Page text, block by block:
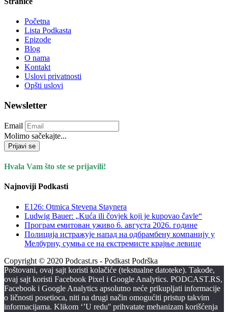
Početna
Lista Podkasta
Epizode
Blog
O nama
Kontakt
Uslovi privatnosti
Opšti uslovi
Newsletter
Email
Molimo sačekajte...
Prijavi se
Hvala Vam što ste se prijavili!
Najnoviji Podkasti
E126: Otmica Stevena Staynera
Ludwig Bauer: „Kuća ili čovjek koji je kupovao čavle“
Програм емитован уживо 6. августа 2026. годинe
Полиција истражује напад на одбрамбену компанију у
Мелбурну, сумња се на екстремисте крајње левице
Copyright © 2020 Podcast.rs - Podkast Podrška
Poštovani, ovaj sajt koristi kolačiće (tekstualne datoteke). Takođe,
ovaj sajt koristi Facebook Pixel i Google Analytics. PODCAST.RS,
Facebook i Google Analytics apsolutno neće prikupljati informacije
o ličnosti posetioca, niti na drugi način omogućiti pristup takvim
informacijama. Klikom ‘’U redu'' prihvatate mehanizam korišćenja